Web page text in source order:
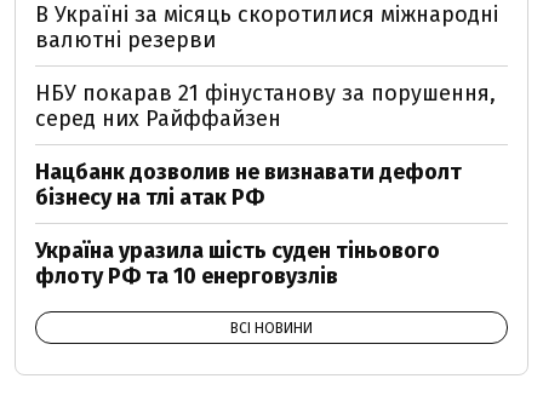
В Україні за місяць скоротилися міжнародні
валютні резерви
НБУ покарав 21 фінустанову за порушення,
серед них Райффайзен
Нацбанк дозволив не визнавати дефолт
бізнесу на тлі атак РФ
Україна уразила шість суден тіньового
флоту РФ та 10 енерговузлів
ВСІ НОВИНИ